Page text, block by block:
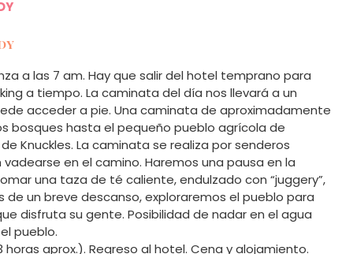
a las 7 am. Hay que salir del hotel temprano para
a tiempo. La caminata del día nos llevará a un
acceder a pie. Una caminata de aproximadamente
bosques hasta el pequeño pueblo agrícola de
Knuckles. La caminata se realiza por senderos
en el camino. Haremos una pausa en la
una taza de té caliente, endulzado con “juggery”,
de un breve descanso, exploraremos el pueblo para
disfruta su gente. Posibilidad de nadar en el agua
pueblo.
aprox.). Regreso al hotel. Cena y alojamiento.